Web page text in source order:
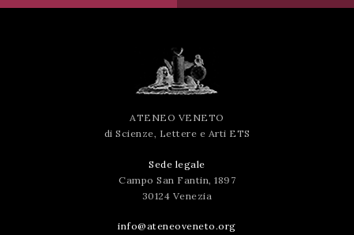
ATENEO VENETO
di Scienze, Lettere e Arti ETS
Sede legale
Campo San Fantin, 1897
30124 Venezia
info@ateneoveneto.org